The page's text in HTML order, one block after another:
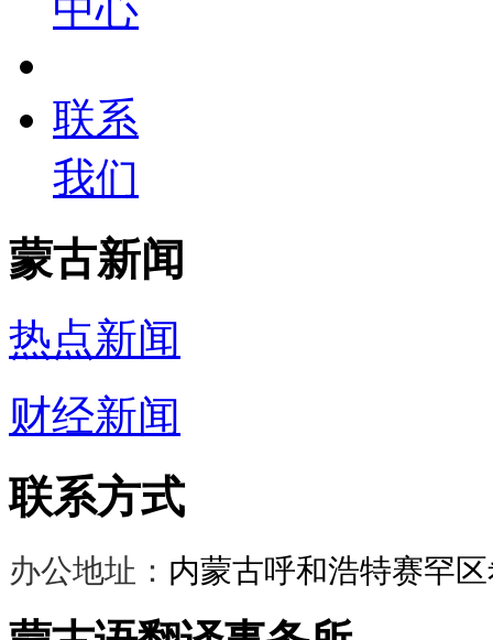
联系
我们
蒙古新闻
热点新闻
财经新闻
联系方式
办公地址： 内蒙古呼和浩特赛罕